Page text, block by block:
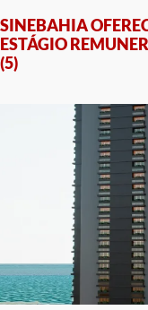
SINEBAHIA
ESTÁGIO
(5)